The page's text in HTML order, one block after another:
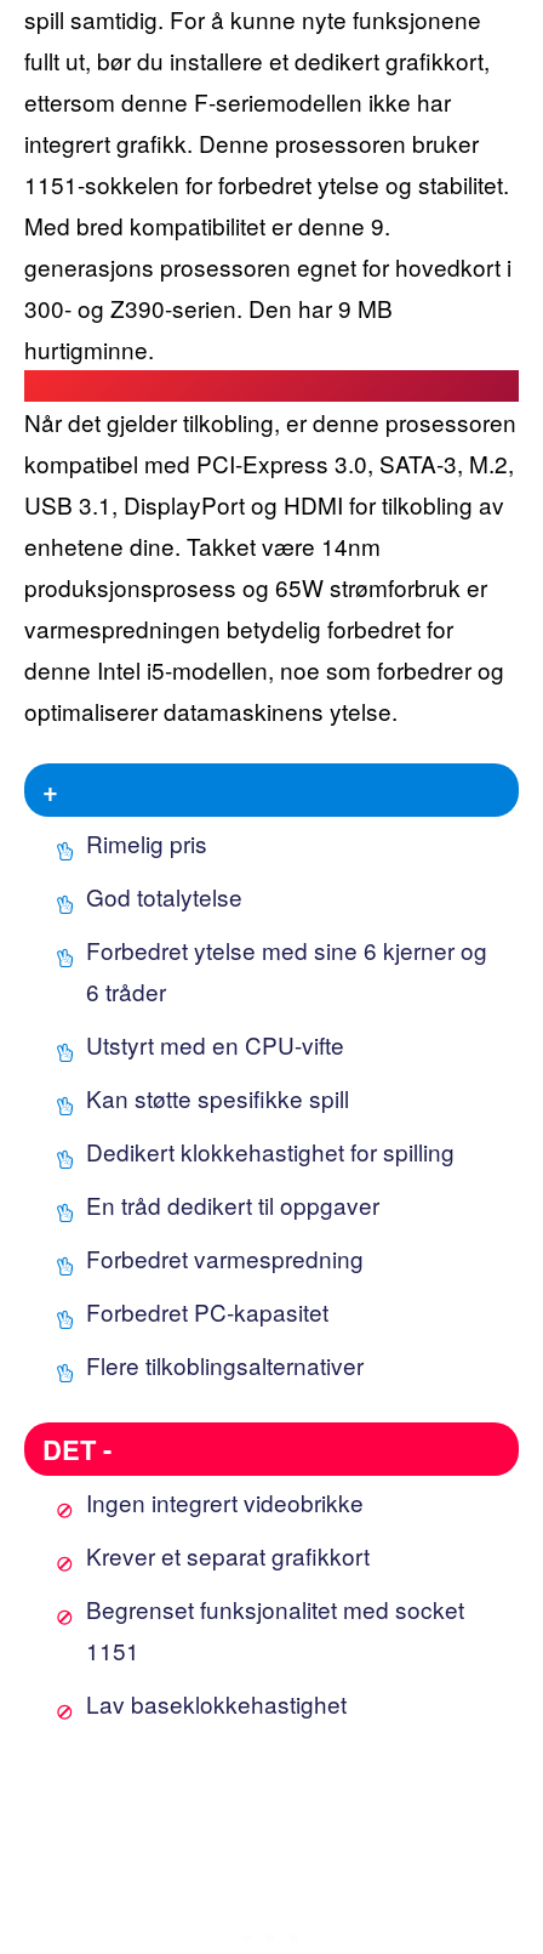
spill samtidig. For å kunne nyte funksjonene
fullt ut, bør du installere et dedikert grafikkort,
ettersom denne F-seriemodellen ikke har
integrert grafikk. Denne prosessoren bruker
1151-sokkelen for forbedret ytelse og stabilitet.
Med bred kompatibilitet er denne 9.
generasjons prosessoren egnet for hovedkort i
300- og Z390-serien. Den har 9 MB
hurtigminne.
Når det gjelder tilkobling, er denne prosessoren
kompatibel med PCI-Express 3.0, SATA-3, M.2,
USB 3.1, DisplayPort og HDMI for tilkobling av
enhetene dine. Takket være 14nm
produksjonsprosess og 65W strømforbruk er
varmespredningen betydelig forbedret for
denne Intel i5-modellen, noe som forbedrer og
optimaliserer datamaskinens ytelse.
+
Rimelig pris
God totalytelse
Forbedret ytelse med sine 6 kjerner og
6 tråder
Utstyrt med en CPU-vifte
Kan støtte spesifikke spill
Dedikert klokkehastighet for spilling
En tråd dedikert til oppgaver
Forbedret varmespredning
Forbedret PC-kapasitet
Flere tilkoblingsalternativer
DET -
Ingen integrert videobrikke
Krever et separat grafikkort
Begrenset funksjonalitet med socket
1151
Lav baseklokkehastighet